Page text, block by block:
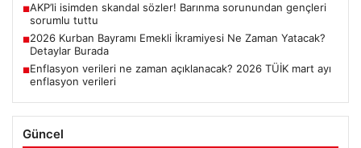
■AKP’li isimden skandal sözler! Barınma sorunundan gençleri
sorumlu tuttu
■2026 Kurban Bayramı Emekli İkramiyesi Ne Zaman Yatacak?
Detaylar Burada
■Enflasyon verileri ne zaman açıklanacak? 2026 TÜİK mart ayı
enflasyon verileri
Güncel